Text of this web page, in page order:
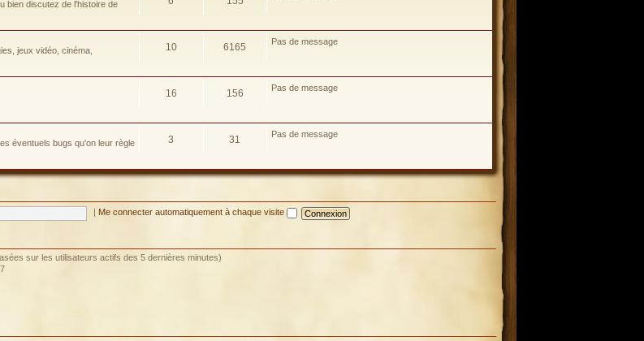
bien discutez de l'histoire de
jeux vidéo, cinéma,
10 6165 Pas de message
16 156 Pas de message
éventuels bugs qu'on leur règle
3 31 Pas de message
Me connecter automatiquement à chaque visite
sur les utilisateurs actifs des 5 dernières minutes)